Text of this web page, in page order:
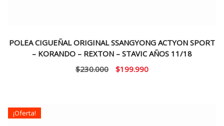
POLEA CIGUEÑAL ORIGINAL SSANGYONG ACTYON SPORT
– KORANDO – REXTON – STAVIC AÑOS 11/18
$230.000
El
$199.990El
¡Oferta!